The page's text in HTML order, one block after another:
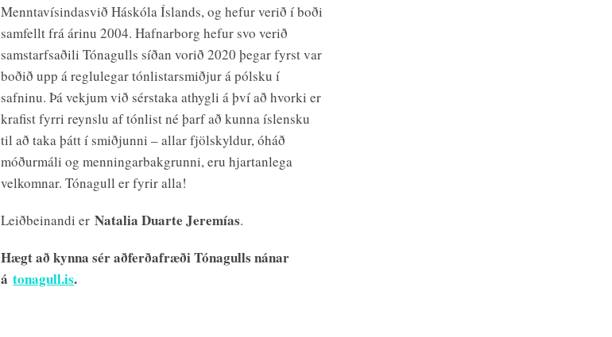
Menntavísindasvið Háskóla Íslands, og hefur verið í boði
samfellt frá árinu 2004. Hafnarborg hefur svo verið
samstarfsaðili Tónagulls síðan vorið 2020 þegar fyrst var
boðið upp á reglulegar tónlistarsmiðjur á pólsku í
safninu. Þá vekjum við sérstaka athygli á því að hvorki er
krafist fyrri reynslu af tónlist né þarf að kunna íslensku
til að taka þátt í smiðjunni – allar fjölskyldur, óháð
móðurmáli og menningarbakgrunni, eru hjartanlega
velkomnar. Tónagull er fyrir alla!
Leiðbeinandi erNatalia Duarte Jeremías.
Hægt að kynna sér aðferðafræði Tónagulls nánar
átonagull.is.